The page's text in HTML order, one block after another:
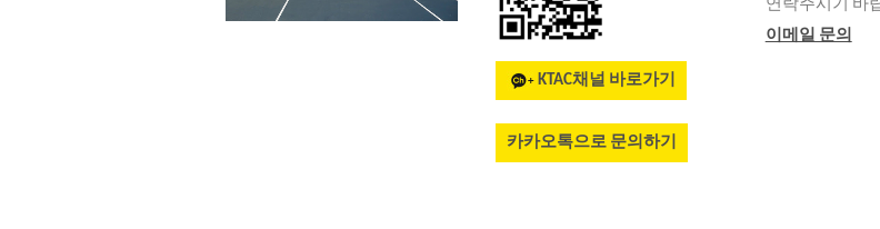
KTAC채널 바로가기
카카오톡으로 문의하기
연락주시기 바
이메일 문의